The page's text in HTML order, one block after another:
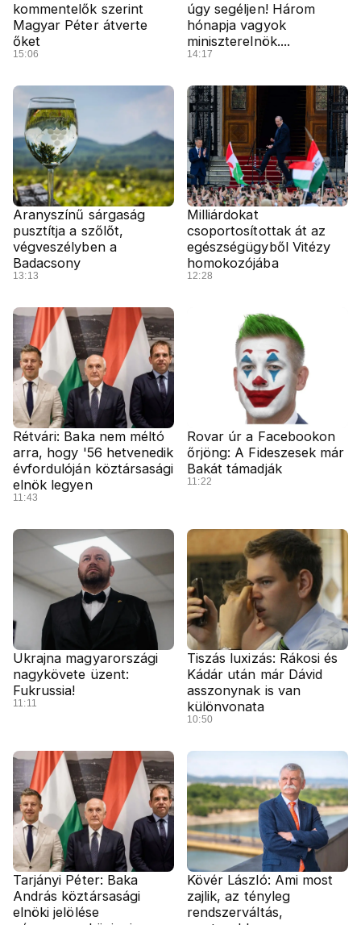
kommentelők szerint
Magyar Péter átverte
őket
15:06
úgy segéljen! Három
hónapja vagyok
miniszterelnök....
14:17
Aranyszínű sárgaság
pusztítja a szőlőt,
végveszélyben a
Badacsony
13:13
Milliárdokat
csoportosítottak át az
egészségügyből Vitézy
homokozójába
12:28
Rétvári: Baka nem méltó
arra, hogy '56 hetvenedik
évfordulóján köztársasági
elnök legyen
11:43
Rovar úr a Facebookon
őrjöng: A Fideszesek már
Bakát támadják
11:22
Ukrajna magyarországi
nagykövete üzent:
Fukrussia!
11:11
Tiszás luxizás: Rákosi és
Kádár után már Dávid
asszonynak is van
különvonata
10:50
Tarjányi Péter: Baka
András köztársasági
elnöki jelölése
Kövér László: Ami most
zajlik, az tényleg
rendszerváltás,